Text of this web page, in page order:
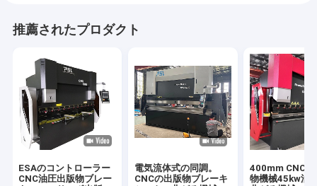
推薦されたプロダクト
ESAのコントローラー
CNC油圧出版物ブレー
電気流体式の同調。
CNCの出版物ブレーキ
400mm CNC油
物機械45kw油